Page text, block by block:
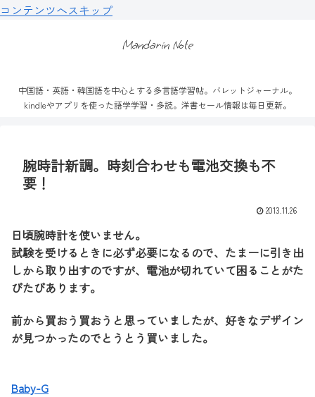
コンテンツへスキップ
Mandarin Note
中国語・英語・韓国語を中心とする多言語学習帖。バレットジャーナル。
kindleやアプリを使った語学学習・多読。洋書セール情報は毎日更新。
腕時計新調。時刻合わせも電池交換も不
要！
2013.11.26
日頃腕時計を使いません。
試験を受けるときに必ず必要になるので、たまーに引き出
しから取り出すのですが、電池が切れていて困ることがた
びたびあります。
前から買おう買おうと思っていましたが、好きなデザイン
が見つかったのでとうとう買いました。
Baby-G